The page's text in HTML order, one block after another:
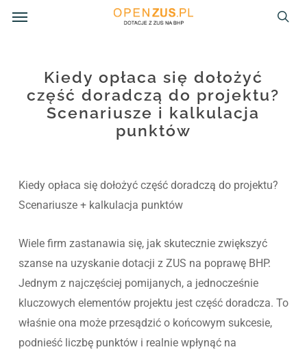
Skip
Kiedy opłaca się dołożyć
część doradczą do projektu?
Scenariusze i kalkulacja
punktów
Kiedy opłaca się dołożyć część doradczą do projektu?
Scenariusze + kalkulacja punktów
Wiele firm zastanawia się, jak skutecznie zwiększyć
szanse na uzyskanie dotacji z ZUS na poprawę BHP.
Jednym z najczęściej pomijanych, a jednocześnie
kluczowych elementów projektu jest część doradcza. To
właśnie ona może przesądzić o końcowym sukcesie,
podnieść liczbę punktów i realnie wpłynąć na